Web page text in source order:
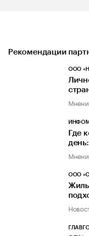
Рекомендации
ООО
Где
ООО